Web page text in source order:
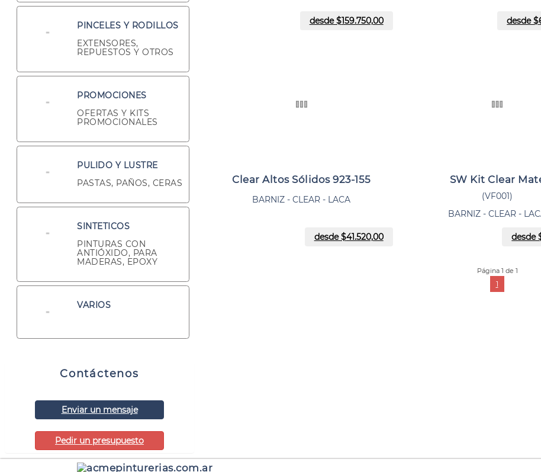
PINCELES Y RODILLOS
EXTENSORES,
REPUESTOS Y OTROS
PROMOCIONES
OFERTAS Y KITS
PROMOCIONALES
PULIDO Y LUSTRE
PASTAS, PAÑOS, CERAS
SINTETICOS
PINTURAS CON
ANTIÓXIDO, PARA
MADERAS, EPOXY
VARIOS
Contáctenos
Enviar un mensaje
Pedir un presupuesto
desde $159.750,00 desde $
Clear Altos Sólidos 923-155
BARNIZ - CLEAR - LACA
desde $41.520,00
SW Kit Clear
(VF001)
BARNIZ - CLEAR -
desde
Página 1 de 1
1